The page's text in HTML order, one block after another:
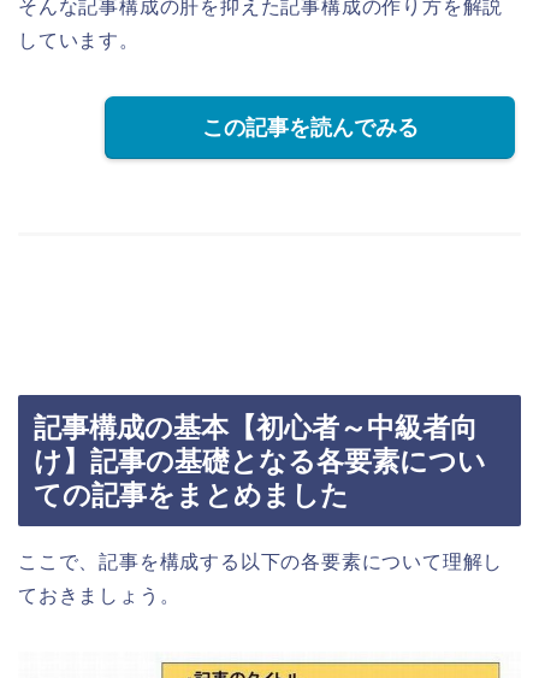
そんな記事構成の肝を抑えた記事構成の作り方を解説
しています。
この記事を読んでみる
記事構成の基本【初心者～中級者向
け】記事の基礎となる各要素につい
ての記事をまとめました
ここで、記事を構成する以下の各要素について理解し
ておきましょう。